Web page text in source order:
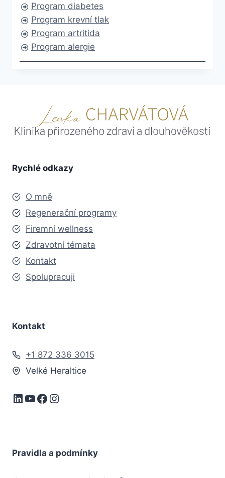
Program diabetes
Program krevní tlak
Program artritida
Program alergie
Rychlé odkazy
O mně
Regenerační programy
Firemní wellness
Zdravotní témata
Kontakt
Spolupracuji
Kontakt
+1 872 336 3015
Velké Heraltice
LinkedIn
YouTube
Facebook
Instagram
Pravidla a podmínky